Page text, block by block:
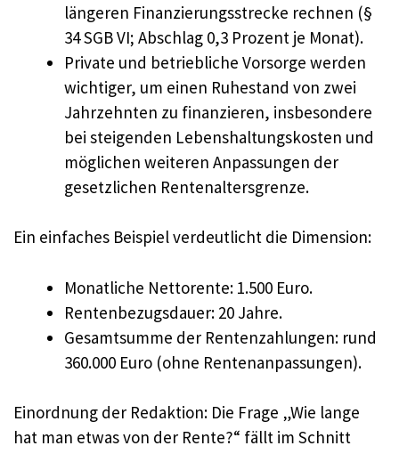
längeren Finanzierungsstrecke rechnen (§
34 SGB VI; Abschlag 0,3 Prozent je Monat).
Private und betriebliche Vorsorge werden
wichtiger, um einen Ruhestand von zwei
Jahrzehnten zu finanzieren, insbesondere
bei steigenden Lebenshaltungskosten und
möglichen weiteren Anpassungen der
gesetzlichen Rentenaltersgrenze.
Ein einfaches Beispiel verdeutlicht die Dimension:
Monatliche Nettorente: 1.500 Euro.
Rentenbezugsdauer: 20 Jahre.
Gesamtsumme der Rentenzahlungen: rund
360.000 Euro (ohne Rentenanpassungen).
Einordnung der Redaktion: Die Frage „Wie lange
hat man etwas von der Rente?“ fällt im Schnitt